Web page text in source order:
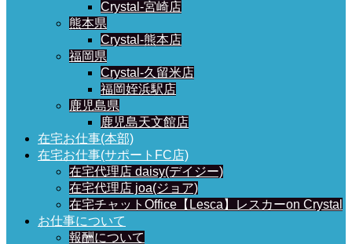
Crystal-宮崎店
熊本県
Crystal-熊本店
福岡県
Crystal-久留米店
福岡姪浜駅店
鹿児島県
鹿児島天文館店
在宅お仕事(本部)
在宅お仕事(サポートFC店)
在宅代理店 daisy(デイジー)
在宅代理店 joa(ジョア)
在宅チャットOffice【Lesca】レスカーon Crystal
お仕事について
報酬について